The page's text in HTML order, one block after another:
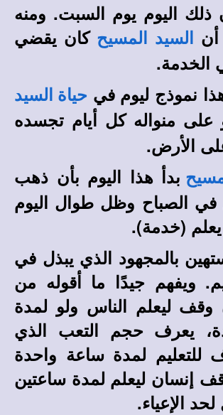
ذلك اليوم يوم السبت. ومنه
السيد المسيح كان يقضي
الخدمة.
نموذج ليوم في حياة السيد
على منواله كل أيام تجسده
الأرض.
بدأ هذا اليوم بأن ذهب
في الصباح وظل طوال اليوم
(خدمة).
بالمجهود الذي يبذل في
ويفهم جيدًا ما أقوله من
ليعلم الناس ولو لمدة
يعرف حجم التعب الذي
للتعليم لمدة ساعة واحدة
إنسان ليعلم لمدة ساعتين
الإعياء.